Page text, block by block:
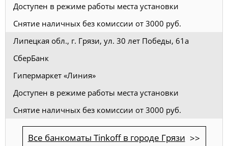
Доступен в режиме работы места установки
Снятие наличных без комиссии от 3000 руб.
Липецкая обл., г. Грязи, ул. 30 лет Победы, 61а
СберБанк
Гипермаркет «Линия»
Доступен в режиме работы места установки
Снятие наличных без комиссии от 3000 руб.
Все банкоматы Tinkoff в городе Грязи